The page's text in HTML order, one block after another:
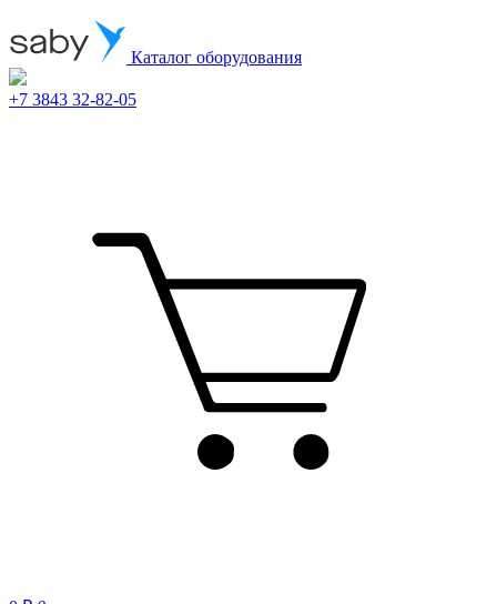
Каталог оборудования
+7 3843 32-82-05